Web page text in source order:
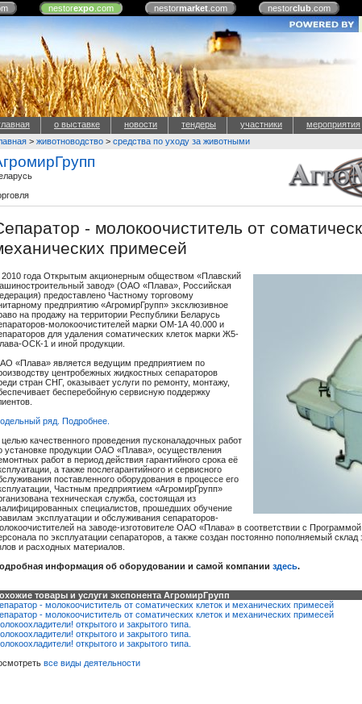
nestorexpo.com nestormarket.com nestorclub.com
о выставке новости тендеры участники мероприятия
> животноводство > средства по уходу за животными
- молокоочиститель от
примесей
года Открытым акционерным обществом «Плавский
завод» (ОАО «Плава», Российская
предоставлено Частному торговому
предприятию «АгромирГрупп» эксклюзивное
на продажу на территории Республики Беларусь
молокоочистителей марки ОМ-1А 40.000 и
для удаления соматических клеток марки Ж5-
ОСК-1 и иной продукции.
«Плава» является ведущим предприятием по
центробежных жидкостных сепараторов
стран СНГ, оказывает услуги по ремонту, монтажу,
бесперебойную сервисную поддержку
ряд. Подробнее.
качественного проведения пусконаладочных работ
установке продукции ОАО «Плава», осуществления
работ в период действия гарантийного срока её
а также послегарантийного и сервисного
поставленного оборудования в процессе его
Частным предприятием «АгромирГрупп»
техническая служба, состоящая из
специалистов, прошедших обучение
эксплуатации и обслуживания сепараторов-
на заводе-изготовителе ОАО «Плава» в соответствии с
по эксплуатации сепараторов, а также создан постоянно пополняемый
и расходных материалов.
информация об оборудовании и самой компании здесь.
товары и услуги экспонента АгромирГрупп
- молокоочиститель от соматических клеток и механических примесей
- молокоочиститель от соматических клеток и механических примесей
открытого и закрытого типа.
открытого и закрытого типа.
открытого и закрытого типа.
все виды деятельности